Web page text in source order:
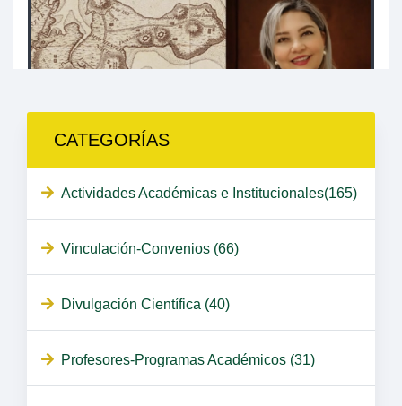
CATEGORÍAS
Actividades Académicas e Institucionales(165)
Vinculación-Convenios (66)
Divulgación Científica (40)
Profesores-Programas Académicos (31)